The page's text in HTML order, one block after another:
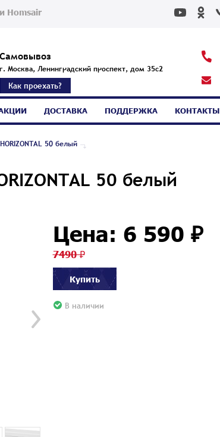
Homsair
Самовывоз
г. Москва, Ленинградский проспект, дом 35с2
Как проехать?
50 белый
50 белый
Цена: 6 590 ₽
7490 ₽
Купить
В наличии
ДОСТАВКА ПОДДЕРЖКА КОНТАКТЫ